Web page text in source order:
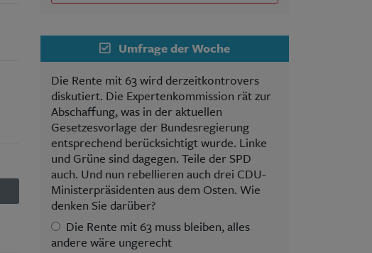
Umfrage der Woche
Die Rente mit 63 wird derzeitkontrovers
diskutiert. Die Expertenkommission rät zur
Abschaffung, was in der aktuellen
Gesetzesvorlage der Bundesregierung
entsprechend berücksichtigt wurde. Linke
und Grüne sind dagegen. Teile der SPD
auch. Und nun rebellieren auch drei CDU-
Ministerpräsidenten aus dem Osten. Wie
denken Sie darüber?
Die Rente mit 63 muss bleiben, alles
andere wäre ungerecht